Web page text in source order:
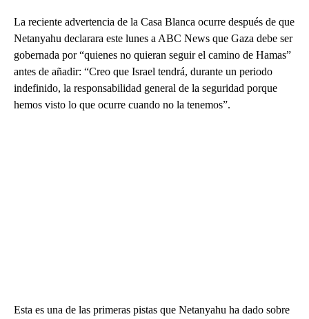
La reciente advertencia de la Casa Blanca ocurre después de que
Netanyahu declarara este lunes a ABC News que Gaza debe ser
gobernada por “quienes no quieran seguir el camino de Hamas”
antes de añadir: “Creo que Israel tendrá, durante un periodo
indefinido, la responsabilidad general de la seguridad porque
hemos visto lo que ocurre cuando no la tenemos”.
Esta es una de las primeras pistas que Netanyahu ha dado sobre